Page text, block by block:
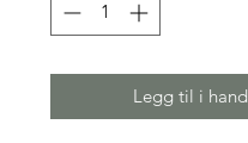
Legg til i